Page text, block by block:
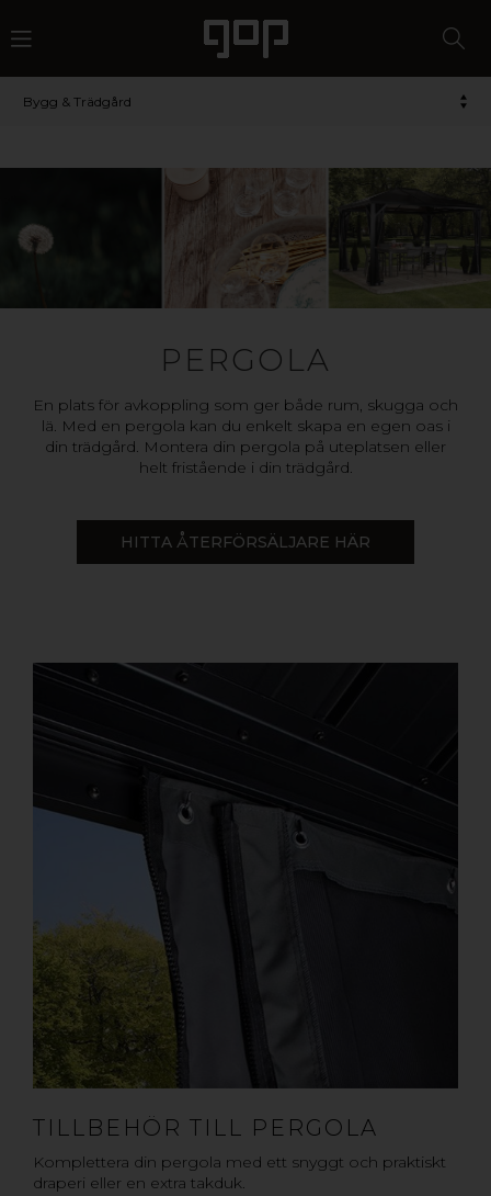
Bygg & Trädgård
PERGOLA
En plats för avkoppling som ger både rum, skugga och
lä. Med en pergola kan du enkelt skapa en egen oas i
din trädgård. Montera din pergola på uteplatsen eller
helt fristående i din trädgård.
HITTA ÅTERFÖRSÄLJARE HÄR
TILLBEHÖR TILL PERGOLA
Komplettera din pergola med ett snyggt och praktiskt
draperi eller en extra takduk.